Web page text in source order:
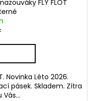
FLY FLOT
Novinka Léto 2026.
pásek. Skladem. Zítra